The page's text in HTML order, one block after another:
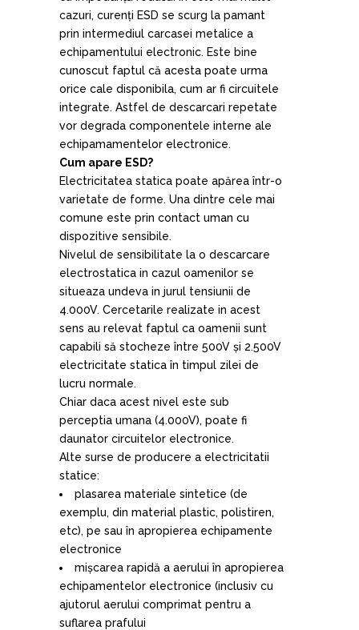
cazuri, curenți ESD se scurg la pamant
prin intermediul carcasei metalice a
echipamentului electronic. Este bine
cunoscut faptul că acesta poate urma
orice cale disponibila, cum ar fi circuitele
integrate. Astfel de descarcari repetate
vor degrada componentele interne ale
echipamamentelor electronice.
Cum apare ESD?
Electricitatea statica poate apărea într-o
varietate de forme. Una dintre cele mai
comune este prin contact uman cu
dispozitive sensibile.
Nivelul de sensibilitate la o descarcare
electrostatica in cazul oamenilor se
situeaza undeva in jurul tensiunii de
4.000V. Cercetarile realizate in acest
sens au relevat faptul ca oamenii sunt
capabili să stocheze între 500V și 2.500V
electricitate statica în timpul zilei de
lucru normale.
Chiar daca acest nivel este sub
perceptia umana (4.000V), poate fi
daunator circuitelor electronice.
Alte surse de producere a electricitatii
statice:
plasarea materiale sintetice (de
exemplu, din material plastic, polistiren,
etc), pe sau în apropierea echipamente
electronice
mișcarea rapidă a aerului în apropierea
echipamentelor electronice (inclusiv cu
ajutorul aerului comprimat pentru a
suflarea prafului